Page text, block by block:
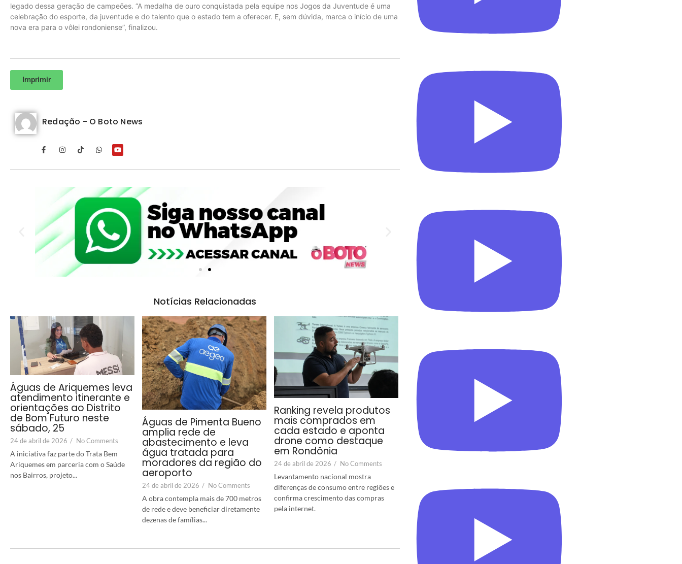
legado dessa geração de campeões. “A medalha de ouro conquistada pela equipe nos Jogos da Juventude é uma
celebração do esporte, da juventude e do talento que o estado tem a oferecer. E, sem dúvida, marca o início de uma
nova era para o vôlei rondoniense”, finalizou.
Imprimir
Redação - O Boto News
Notícias Relacionadas
Águas de Ariquemes leva
atendimento itinerante e
orientações ao Distrito
de Bom Futuro neste
sábado, 25
24 de abril de 2026 / No Comments
A iniciativa faz parte do Trata Bem
Ariquemes em parceria com o Saúde
nos Bairros, projeto...
Águas de Pimenta Bueno
amplia rede de
abastecimento e leva
água tratada para
moradores da região do
aeroporto
24 de abril de 2026 / No Comments
A obra contempla mais de 700 metros
de rede e deve beneficiar diretamente
dezenas de famílias...
Ranking revela produtos
mais comprados em
cada estado e aponta
drone como destaque
em Rondônia
24 de abril de 2026 / No Comments
Levantamento nacional mostra
diferenças de consumo entre regiões e
confirma crescimento das compras
pela internet.